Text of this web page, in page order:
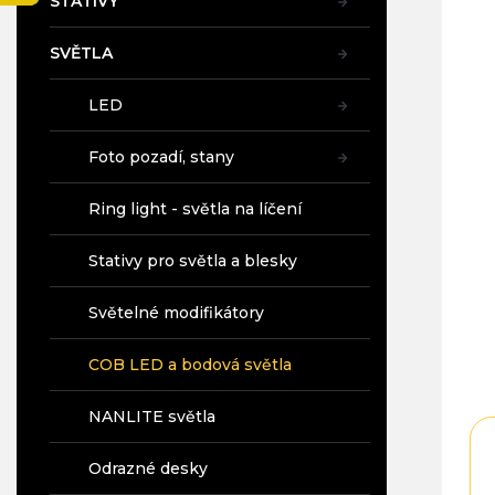
SVĚTLA
LED
Foto pozadí, stany
Ring light - světla na líčení
Stativy pro světla a blesky
Světelné modifikátory
COB LED a bodová světla
NANLITE světla
Odrazné desky